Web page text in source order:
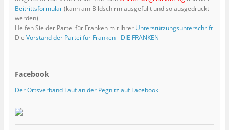
Beitrittsformular(kann am Bildschirm ausgefüllt und so ausgedruckt
werden)
Helfen Sie der Partei für Franken mit Ihrer Unterstützungsunterschrift
Die Vorstand der Partei für Franken - DIE FRANKEN
Facebook
Der Ortsverband Lauf an der Pegnitz auf Facebook